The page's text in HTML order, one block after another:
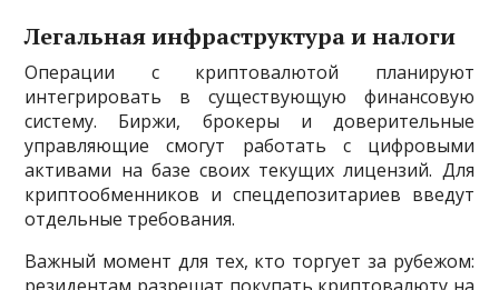
Легальная инфраструктура и налоги
Операции с криптовалютой планируют
интегрировать в существующую финансовую
систему. Биржи, брокеры и доверительные
управляющие смогут работать с цифровыми
активами на базе своих текущих лицензий. Для
криптообменников и спецдепозитариев введут
отдельные требования.
Важный момент для тех, кто торгует за рубежом: